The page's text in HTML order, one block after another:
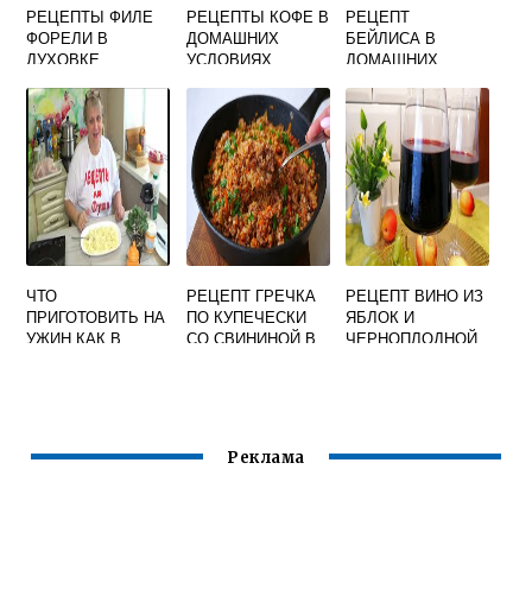
РЕЦЕПТЫ ФИЛЕ
ФОРЕЛИ В
ДУХОВКЕ
РЕЦЕПТЫ КОФЕ В
ДОМАШНИХ
УСЛОВИЯХ
РЕЦЕПТ
БЕЙЛИСА В
ДОМАШНИХ
СГУЩЕНКОЙ И
КОФЕ БЕЗ ЯИЦ
ЧТО
ПРИГОТОВИТЬ НА
УЖИН КАК В
РЕЦЕПТ ГРЕЧКА
ПО КУПЕЧЕСКИ
СО СВИНИНОЙ В
РЕЦЕПТ ВИНО ИЗ
ЯБЛОК И
ЧЕРНОПЛОДНОЙ
Реклама